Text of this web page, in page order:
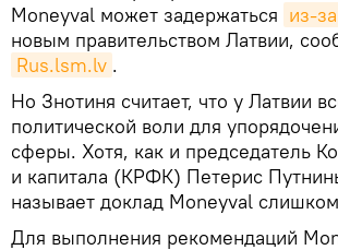
Moneyval может задержаться из-
новым правительством Латвии,
Rus.lsm.lv .
Но Знотиня считает, что у Латвии
политической воли для
сферы. Хотя, как и председатель
и капитала (КРФК) Петерис
называет доклад Moneyval
Для выполнения рекомендаций